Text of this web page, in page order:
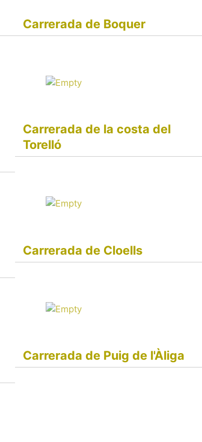
Carrerada de Boquer
Carrerada de la costa del
Torelló
Carrerada de Cloells
Carrerada de Puig de l'Àliga